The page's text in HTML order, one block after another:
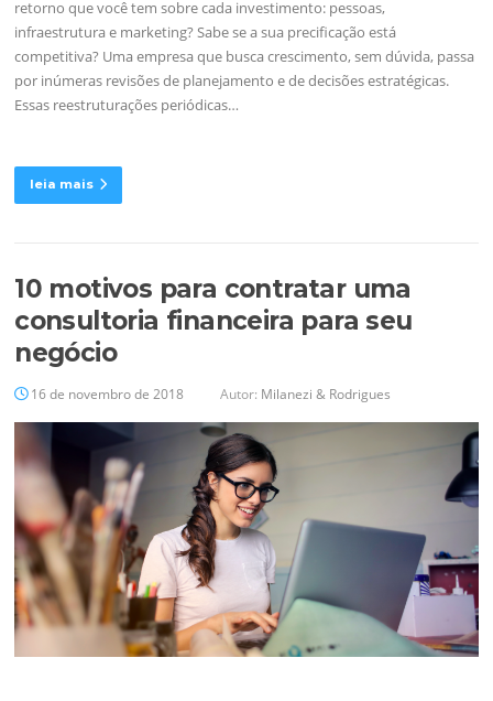
retorno que você tem sobre cada investimento: pessoas,
infraestrutura e marketing? Sabe se a sua precificação está
competitiva? Uma empresa que busca crescimento, sem dúvida, passa
por inúmeras revisões de planejamento e de decisões estratégicas.
Essas reestruturações periódicas…
leia mais
10 motivos para contratar uma
consultoria financeira para seu
negócio
16 de novembro de 2018 Autor: Milanezi & Rodrigues